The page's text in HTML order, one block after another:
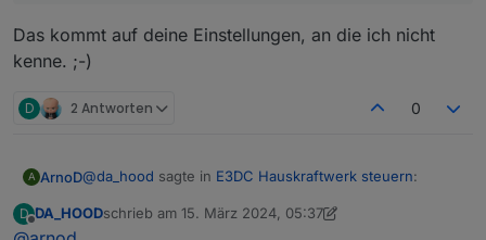
09:23:29.149	silly	influxdb.0 (236530)
09:23:30.053	warn	javascript.0 (486936)
Das kommt auf deine Einstellungen, an die ich nicht
kenne. ;-)
D 2 Antworten 0
A ArnoD@da_hood sagte in E3DC Hauskraftwerk steuern:
D
Offline
DA_HOODschrieb am 15. März 2024, 05:37
zuletzt editiert von DA_HOOD